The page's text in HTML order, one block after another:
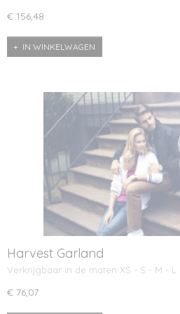
€ 156,48
IN WINKELWAGEN
Harvest Garland
Verkrijgbaar in de maten XS - S - M - L -
€ 76,07